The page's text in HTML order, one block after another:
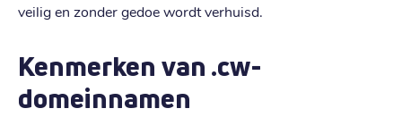
veilig en zonder gedoe wordt verhuisd.
Kenmerken van .cw-
domeinnamen